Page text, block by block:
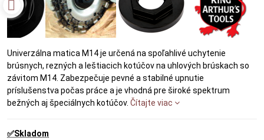
Univerzálna matica M14 je určená na spoľahlivé uchytenie
brúsnych, rezných a leštiacich kotúčov na uhlových brúskach so
závitom M14. Zabezpečuje pevné a stabilné upnutie
príslušenstva počas práce a je vhodná pre široké spektrum
bežných aj špeciálnych kotúčov. Čítajte viac
✅Skladom